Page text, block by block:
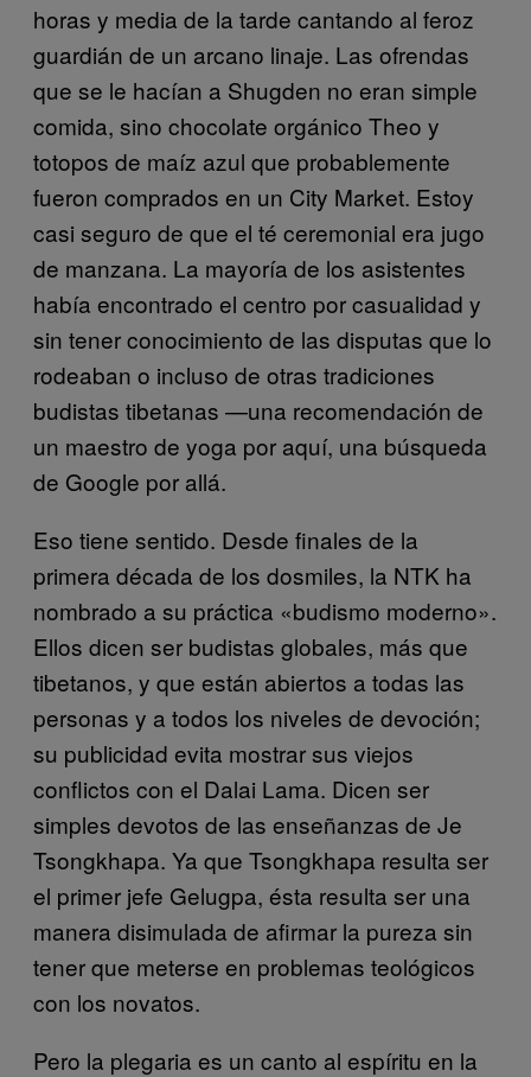
horas y media de la tarde cantando al feroz
guardián de un arcano linaje. Las ofrendas
que se le hacían a Shugden no eran simple
comida, sino chocolate orgánico Theo y
totopos de maíz azul que probablemente
fueron comprados en un City Market. Estoy
casi seguro de que el té ceremonial era jugo
de manzana. La mayoría de los asistentes
había encontrado el centro por casualidad y
sin tener conocimiento de las disputas que lo
rodeaban o incluso de otras tradiciones
budistas tibetanas —una recomendación de
un maestro de yoga por aquí, una búsqueda
de Google por allá.
Eso tiene sentido. Desde finales de la
primera década de los dosmiles, la NTK ha
nombrado a su práctica «budismo moderno».
Ellos dicen ser budistas globales, más que
tibetanos, y que están abiertos a todas las
personas y a todos los niveles de devoción;
su publicidad evita mostrar sus viejos
conflictos con el Dalai Lama. Dicen ser
simples devotos de las enseñanzas de Je
Tsongkhapa. Ya que Tsongkhapa resulta ser
el primer jefe Gelugpa, ésta resulta ser una
manera disimulada de afirmar la pureza sin
tener que meterse en problemas teológicos
con los novatos.
Pero la plegaria es un canto al espíritu en la